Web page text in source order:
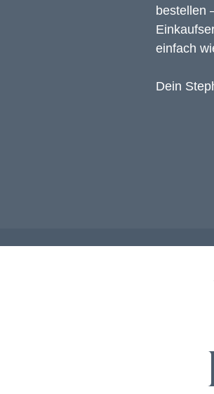
bestellen
einfach
Dein